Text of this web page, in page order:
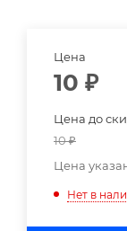
Цена
10 ₽
Цена до
10₽
Цена
Нет в